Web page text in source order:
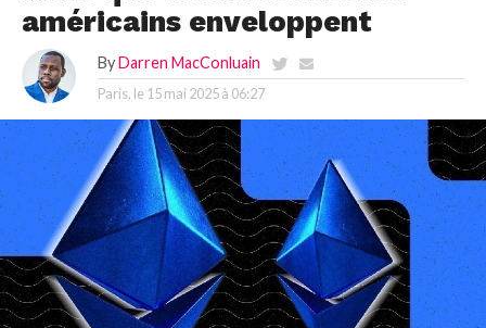
américains enveloppent
By Darren MacConluain
Paris, le 15 mai 2025 à 06:27